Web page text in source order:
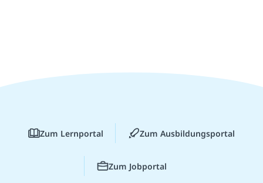
Zum Lernportal Zum Ausbildungsportal
Zum Jobportal